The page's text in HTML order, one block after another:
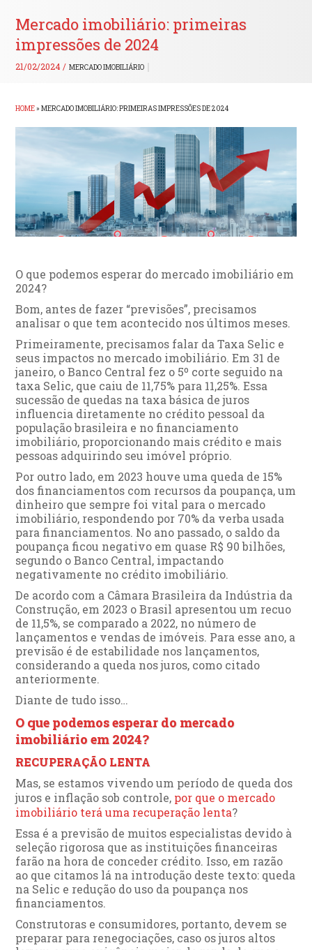
Mercado imobiliário: primeiras
impressões de 2024
21/02/2024 / MERCADO IMOBILIÁRIO
HOME»MERCADO IMOBILIÁRIO: PRIMEIRAS IMPRESSÕES DE 2024
O que podemos esperar do mercado imobiliário em
2024?
Bom, antes de fazer “previsões”, precisamos
analisar o que tem acontecido nos últimos meses.
Primeiramente, precisamos falar da Taxa Selic e
seus impactos no mercado imobiliário. Em 31 de
janeiro, o Banco Central fez o 5º corte seguido na
taxa Selic, que caiu de 11,75% para 11,25%. Essa
sucessão de quedas na taxa básica de juros
influencia diretamente no crédito pessoal da
população brasileira e no financiamento
imobiliário, proporcionando mais crédito e mais
pessoas adquirindo seu imóvel próprio.
Por outro lado, em 2023 houve uma queda de 15%
dos financiamentos com recursos da poupança, um
dinheiro que sempre foi vital para o mercado
imobiliário, respondendo por 70% da verba usada
para financiamentos. No ano passado, o saldo da
poupança ficou negativo em quase R$ 90 bilhões,
segundo o Banco Central, impactando
negativamente no crédito imobiliário.
De acordo com a Câmara Brasileira da Indústria da
Construção, em 2023 o Brasil apresentou um recuo
de 11,5%, se comparado a 2022, no número de
lançamentos e vendas de imóveis. Para esse ano, a
previsão é de estabilidade nos lançamentos,
considerando a queda nos juros, como citado
anteriormente.
Diante de tudo isso…
O que podemos esperar do mercado
imobiliário em 2024?
RECUPERAÇÃO LENTA
Mas, se estamos vivendo um período de queda dos
juros e inflação sob controle, por que o mercado
imobiliário terá uma recuperação lenta?
Essa é a previsão de muitos especialistas devido à
seleção rigorosa que as instituições financeiras
farão na hora de conceder crédito. Isso, em razão
ao que citamos lá na introdução deste texto: queda
na Selic e redução do uso da poupança nos
financiamentos.
Construtoras e consumidores, portanto, devem se
preparar para renegociações, caso os juros altos